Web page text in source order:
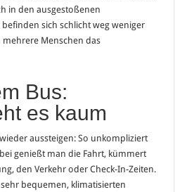
in den ausgestoßenen
sich schlicht weg weniger
mehrere Menschen das
Bus:
es kaum
aussteigen: So unkompliziert
genießt man die Fahrt, kümmert
den Verkehr oder Check-In-Zeiten.
bequemen, klimatisierten